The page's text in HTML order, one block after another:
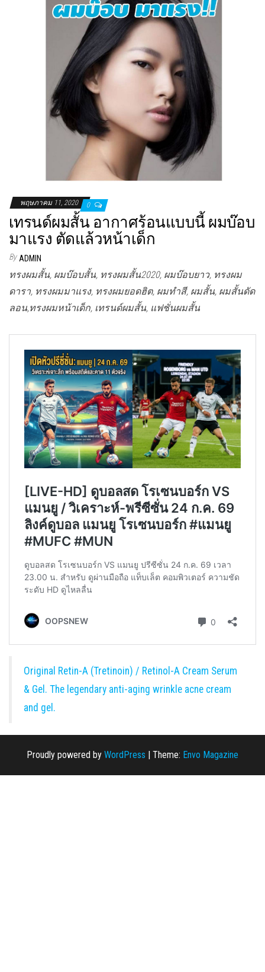
พฤษภาคม 11, 2020 0
เทรนด์ผมสั้น อากาศร้อนแบบนี้ ผมบ๊อบ
มาแรง ตัดแล้วหน้าเด็ก
By ADMIN
ทรงผมสั้น, ผมบ๊อบสั้น, ทรงผมสั้น2020, ผมบ๊อบยาว, ทรงผม
ดารา, ทรงผมมาแรง, ทรงผมยอดฮิต, ผมทำสี, ผมสั้น, ผมสั้นดัด
ลอน,ทรงผมหน้าเด็ก, เทรนด์ผมสั้น, แฟชั่นผมสั้น
Original Retin-A (Tretinoin) / Retinol-A Cream Serum
& Gel. The legendary anti-aging wrinkle acne cream
and gel.
Proudly powered by WordPress Theme: Envo Magazine